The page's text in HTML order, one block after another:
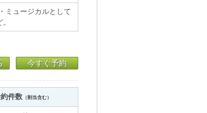
ミュージカルとして
今すぐ予約
件数（割当含む）